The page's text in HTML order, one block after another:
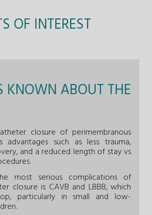
OF INTEREST
KNOWN ABOUT THE
closure of perimembranous
advantages such as less trauma,
and a reduced length of stay vs
most serious complications of
closure is CAVB and LBBB, which
particularly in small and low-